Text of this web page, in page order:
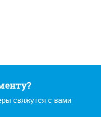
свяжутся с вами